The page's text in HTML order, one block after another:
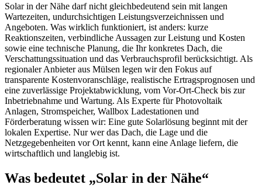
Solar in der Nähe darf nicht gleichbedeutend sein mit langen
Wartezeiten, undurchsichtigen Leistungsverzeichnissen und
Angeboten. Was wirklich funktioniert, ist anders: kurze
Reaktionszeiten, verbindliche Aussagen zur Leistung und Kosten
sowie eine technische Planung, die Ihr konkretes Dach, die
Verschattungssituation und das Verbrauchsprofil berücksichtigt. Als
regionaler Anbieter aus Mülsen legen wir den Fokus auf
transparente Kostenvoranschläge, realistische Ertragsprognosen und
eine zuverlässige Projektabwicklung, vom Vor-Ort-Check bis zur
Inbetriebnahme und Wartung. Als Experte für Photovoltaik
Anlagen, Stromspeicher, Wallbox Ladestationen und
Förderberatung wissen wir: Eine gute Solarlösung beginnt mit der
lokalen Expertise. Nur wer das Dach, die Lage und die
Netzgegebenheiten vor Ort kennt, kann eine Anlage liefern, die
wirtschaftlich und langlebig ist.
Was bedeutet „Solar in der Nähe“